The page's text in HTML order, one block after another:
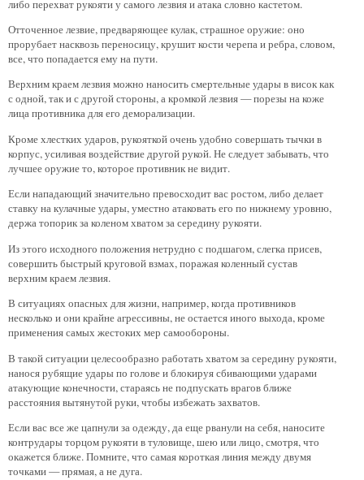
либо перехват рукояти у самого лезвия и атака словно кастетом.
Отточенное лезвие, предваряющее кулак, страшное оружие: оно
прорубает насквозь переносицу, крушит кости черепа и ребра, словом,
все, что попадается ему на пути.
Верхним краем лезвия можно наносить смертельные удары в висок как
с одной, так и с другой стороны, а кромкой лезвия — порезы на коже
лица противника для его деморализации.
Кроме хлестких ударов, рукояткой очень удобно совершать тычки в
корпус, усиливая воздействие другой рукой. Не следует забывать, что
лучшее оружие то, которое противник не видит.
Если нападающий значительно превосходит вас ростом, либо делает
ставку на кулачные удары, уместно атаковать его по нижнему уровню,
держа топорик за коленом хватом за середину рукояти.
Из этого исходного положения нетрудно с подшагом, слегка присев,
совершить быстрый круговой взмах, поражая коленный сустав
верхним краем лезвия.
В ситуациях опасных для жизни, например, когда противников
несколько и они крайне агрессивны, не остается иного выхода, кроме
применения самых жестоких мер самообороны.
В такой ситуации целесообразно работать хватом за середину рукояти,
нанося рубящие удары по голове и блокируя сбивающими ударами
атакующие конечности, стараясь не подпускать врагов ближе
расстояния вытянутой руки, чтобы избежать захватов.
Если вас все же цапнули за одежду, да еще рванули на себя, наносите
контрудары торцом рукояти в туловище, шею или лицо, смотря, что
окажется ближе. Помните, что самая короткая линия между двумя
точками — прямая, а не дуга.